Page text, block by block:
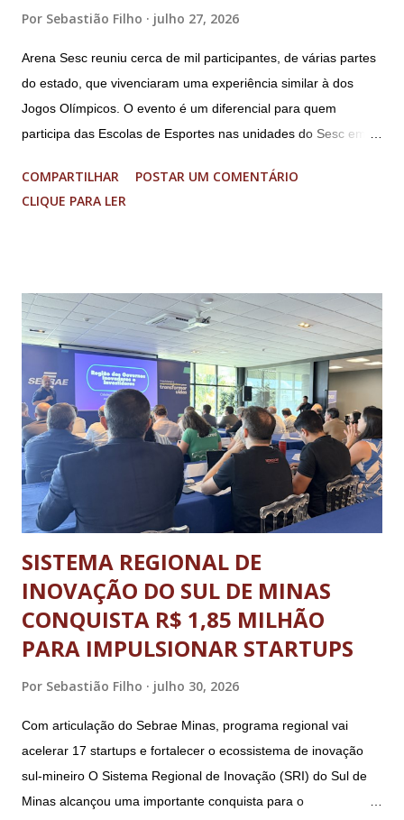
Por Sebastião Filho julho 27, 2026
Arena Sesc reuniu cerca de mil participantes, de várias partes
do estado, que vivenciaram uma experiência similar à dos
Jogos Olímpicos. O evento é um diferencial para quem
participa das Escolas de Esportes nas unidades do Sesc em
adolescentes. É isso que o Arena Sesc proporcionou para 165
integrantes das Escolas de Esportes do Sesc São Lourenço,
participantes, entre 9 e 17 anos de idade, de várias partes do
estado, no Sesc Contagem, localizado na Região
Metropolitana de Belo Horizonte. Foram cinco dias de disputas
em diferentes modalidades esportivas, palestras e uma
programação dedicada a promover a integração, o respeito e
o desenvolvimento pessoal e social através do esporte. A
abertura oficial, com direto a cerimônia, aconteceu no dia 20
de julho (segunda-feira) e o ence...
COMPARTILHAR
POSTAR UM COMENTÁRIO
CLIQUE PARA LER
SISTEMA REGIONAL DE
INOVAÇÃO DO SUL DE MINAS
CONQUISTA R$ 1,85 MILHÃO
PARA IMPULSIONAR STARTUPS
Por Sebastião Filho julho 30, 2026
Com articulação do Sebrae Minas, programa regional vai
acelerar 17 startups e fortalecer o ecossistema de inovação
sul-mineiro O Sistema Regional de Inovação (SRI) do Sul de
Minas alcançou uma importante conquista para o